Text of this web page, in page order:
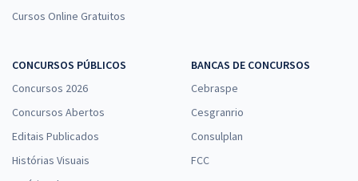
Cursos Online Gratuitos
CONCURSOS PÚBLICOS
Concursos 2026
Concursos Abertos
Editais Publicados
Histórias Visuais
BANCAS DE CONCURSOS
Cebraspe
Cesgranrio
Consulplan
FCC